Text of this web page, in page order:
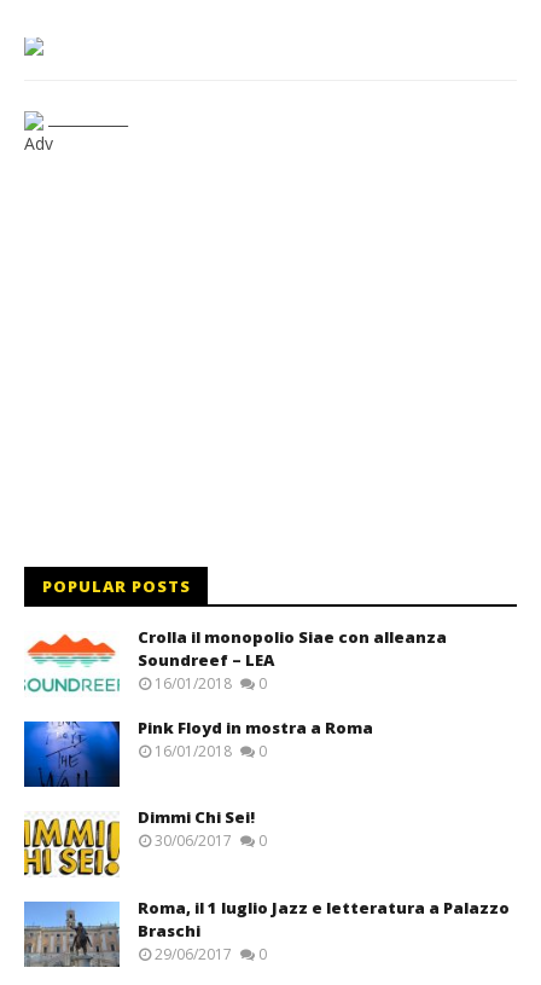
Adv
POPULAR POSTS
Crolla il monopolio Siae con alleanza
Soundreef – LEA
16/01/2018 0
Pink Floyd in mostra a Roma
16/01/2018 0
Dimmi Chi Sei!
30/06/2017 0
Roma, il 1 luglio Jazz e letteratura a Palazzo
Braschi
29/06/2017 0